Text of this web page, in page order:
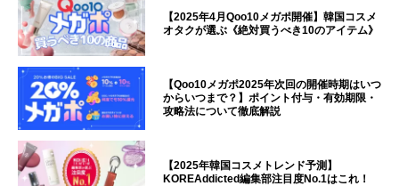
【2025年4月Qoo10メガポ開催】韓国コスメ
オタクが選ぶ《絶対買うべき10のアイテム》
【Qoo10メガポ2025年次回の開催時期はいつ
からいつまで？】ポイント付与・有効期限・
攻略法について徹底解説
【2025年韓国コスメトレンド予測】
KOREAddicted編集部注目度No.1はこれ！